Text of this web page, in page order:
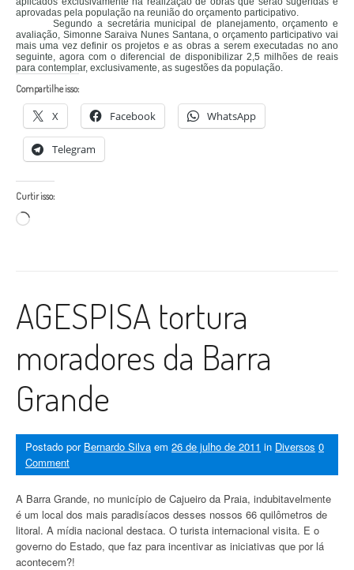
aprovadas pela população na reunião do orçamento participativo.
Segundo a secretária municipal de planejamento, orçamento e
avaliação, Simonne Saraiva Nunes Santana, o orçamento participativo vai
mais uma vez definir os projetos e as obras a serem executadas no ano
seguinte, agora com o diferencial de disponibilizar 2,5 milhões de reais
para contemplar, exclusivamente, as sugestões da população.
Compartilhe isso:
X Facebook WhatsApp
Telegram
Curtir isso:
Carregando...
AGESPISA tortura
moradores da Barra
Grande
Postado por Bernardo Silva em 26 de julho de 2011 in Diversos 0
Comment
A Barra Grande, no município de Cajueiro da Praia, indubitavelmente
é um local dos mais paradisíacos desses nossos 66 quilômetros de
litoral. A mídia nacional destaca. O turista internacional visita. E o
governo do Estado, que faz para incentivar as iniciativas que por lá
acontecem?!